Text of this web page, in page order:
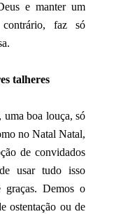
e manter um
faz só
talheres
uma boa louça, só
no Natal Natal,
de convidados
usar tudo isso
graças. Demos o
ostentação ou de